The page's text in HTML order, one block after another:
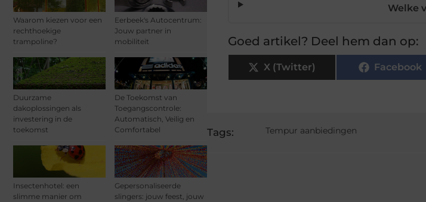
Waarom kiezen voor een
rechthoekige
trampoline?
Eerbeek's Autocentrum:
Jouw partner in
mobiliteit
Duurzame
dakoplossingen als
investering in de
toekomst
De Toekomst van
Toegangscontrole:
Automatisch, Veilig en
Comfortabel
Insectenhotel: een
slimme manier om
Gepersonaliseerde
slingers: jouw feest, jouw
Welke
Goed artikel? Deel hem dan op:
X (Twitter) Facebook
Tags: Tempur aanbiedingen